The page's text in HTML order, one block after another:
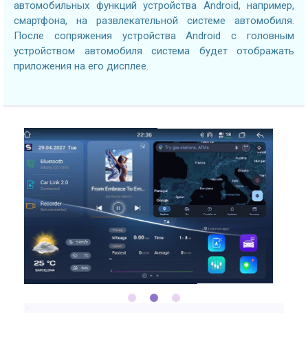
автомобильных функций устройства Android, например,
смартфона, на развлекательной системе автомобиля.
После сопряжения устройства Android с головным
устройством автомобиля система будет отображать
приложения на его дисплее.
2.7GHZ CPU